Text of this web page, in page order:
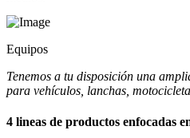
Equipos
Tenemos a tu disposición una
para vehículos, lanchas,
4 lineas de productos enfocadas